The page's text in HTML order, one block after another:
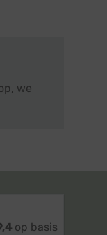
we
op basis